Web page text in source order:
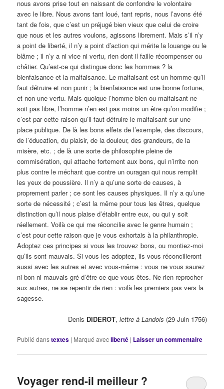
nous avons prise tout en naissant de confondre le volontaire
avec le libre. Nous avons tant loué, tant repris, nous l’avons été
tant de fois, que c’est un préjugé bien vieux que celui de croire
que nous et les autres voulons, agissons librement. Mais s’il n’y
a point de liberté, il n’y a point d’action qui mérite la louange ou le
blâme ; il n’y a ni vice ni vertu, rien dont il faille récompenser ou
châtier. Qu’est-ce qui distingue donc les hommes ? la
bienfaisance et la malfaisance. Le malfaisant est un homme qu’il
faut détruire et non punir ; la bienfaisance est une bonne fortune,
et non une vertu. Mais quoique l’homme bien ou malfaisant ne
soit pas libre, l’homme n’en est pas moins un être qu’on modifie ;
c’est par cette raison qu’il faut détruire le malfaisant sur une
place publique. De là les bons effets de l’exemple, des discours,
de l’éducation, du plaisir, de la douleur, des grandeurs, de la
misère, etc. ; de là une sorte de philosophie pleine de
commisération, qui attache fortement aux bons, qui n’irrite non
plus contre le méchant que contre un ouragan qui nous remplit
les yeux de poussière. Il n’y a qu’une sorte de causes, à
proprement parler ; ce sont les causes physiques. Il n’y a qu’une
sorte de nécessité ; c’est la même pour tous les êtres, quelque
distinction qu’il nous plaise d’établir entre eux, ou qui y soit
réellement. Voilà ce qui me réconcilie avec le genre humain ;
c’est pour cette raison que je vous exhortais à la philanthropie.
Adoptez ces principes si vous les trouvez bons, ou montiez-moi
qu’ils sont mauvais. Si vous les adoptez, ils vous réconcilieront
aussi avec les autres et avec vous-même : vous ne vous saurez
ni bon ni mauvais gré d’être ce que vous êtes. Ne rien reprocher
aux autres, ne se repentir de rien : voilà les premiers pas vers la
sagesse.
Denis DIDEROT, lettre à Landois (29 Juin 1756)
Publié danstextes | Marqué avecliberté | Laisser un commentaire
Voyager rend-il meilleur ?